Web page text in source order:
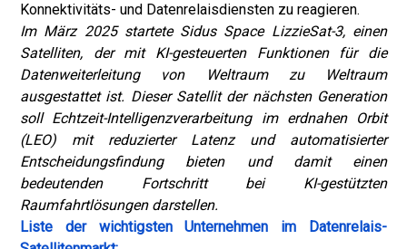
Konnektivitäts- und Datenrelaisdiensten zu reagieren.
Im März 2025 startete Sidus Space LizzieSat-3, einen
Satelliten, der mit KI-gesteuerten Funktionen für die
Datenweiterleitung von Weltraum zu Weltraum
ausgestattet ist. Dieser Satellit der nächsten Generation
soll Echtzeit-Intelligenzverarbeitung im erdnahen Orbit
(LEO) mit reduzierter Latenz und automatisierter
Entscheidungsfindung bieten und damit einen
bedeutenden Fortschritt bei KI-gestützten
Raumfahrtlösungen darstellen.
Liste der wichtigsten Unternehmen im Datenrelais-